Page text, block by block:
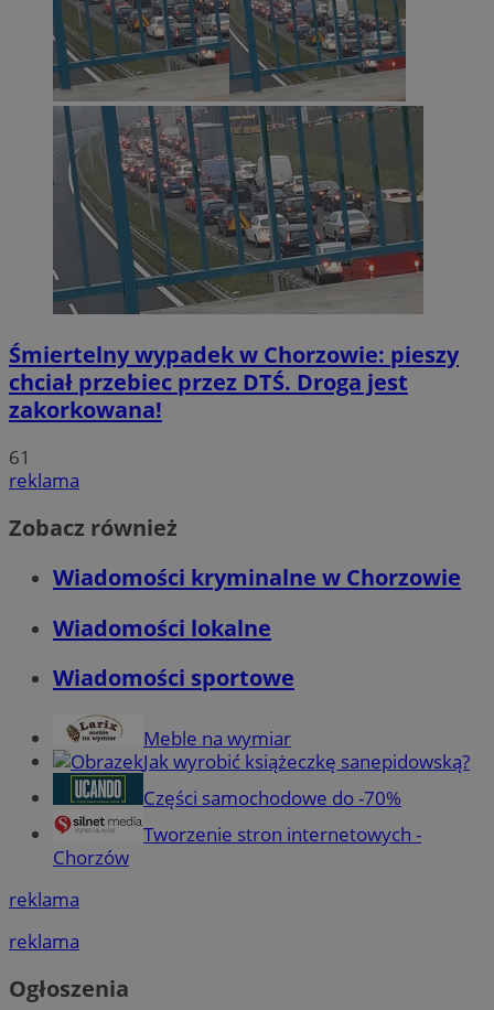
Śmiertelny wypadek w Chorzowie: pieszy
chciał przebiec przez DTŚ. Droga jest
zakorkowana!
61
reklama
Zobacz również
Wiadomości kryminalne w Chorzowie
Wiadomości lokalne
Wiadomości sportowe
Meble na wymiar
Jak wyrobić książeczkę sanepidowską?
Części samochodowe do -70%
Tworzenie stron internetowych -
Chorzów
reklama
reklama
Ogłoszenia